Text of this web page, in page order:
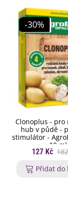
-30%
Clonoplus - pro
hub v půdě -
stimulátor -
- 10 ml
127 Kč
Přidat do